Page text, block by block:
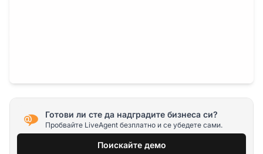
Готови ли сте да надградите бизнеса си?
Пробвайте LiveAgent безплатно и се убедете сами.
Поискайте демо